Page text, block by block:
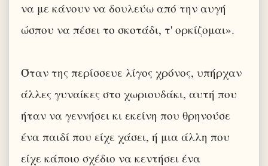
να με κάνουν να δουλεύω από την αυγή
ώσπου να πέσει το σκοτάδι, τ' ορκίζομαι».
Όταν της περίσσευε λίγος χρόνος, υπήρχαν
άλλες γυναίκες στο χωριουδάκι, αυτή που
ήταν να γεννήσει κι εκείνη που θρηνούσε
ένα παιδί που είχε χάσει, ή μια άλλη που
είχε κάποιο σχέδιο να κεντήσει ένα